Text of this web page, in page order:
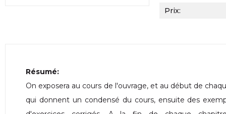
Prix:
Résumé:
On exposera au cours de l'ouvrage, et au début de
qui donnent un condensé du cours, ensuite des